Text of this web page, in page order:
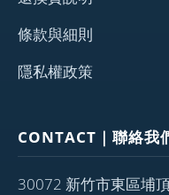
條款與細則
隱私權政策
CONTACT｜聯絡我
30072 新竹市東區埔